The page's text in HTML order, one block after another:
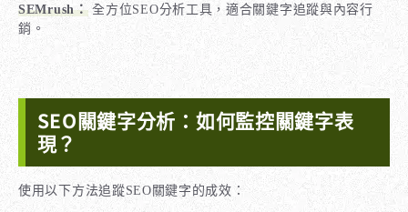
SEMrush：全方位SEO分析工具，適合關鍵字追蹤與內容行
銷。
SEO關鍵字分析：如何監控關鍵字表
現？
使用以下方法追蹤SEO關鍵字的成效：